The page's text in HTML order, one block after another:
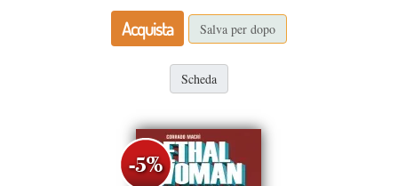
Acquista Salva per dopo
Scheda